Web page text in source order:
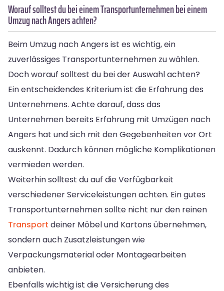
Worauf solltest du bei einem Transportunternehmen bei einem
Umzug nach Angers achten?
Beim Umzug nach Angers ist es wichtig, ein
zuverlässiges Transportunternehmen zu wählen.
Doch worauf solltest du bei der Auswahl achten?
Ein entscheidendes Kriterium ist die Erfahrung des
Unternehmens. Achte darauf, dass das
Unternehmen bereits Erfahrung mit Umzügen nach
Angers hat und sich mit den Gegebenheiten vor Ort
auskennt. Dadurch können mögliche Komplikationen
vermieden werden.
Weiterhin solltest du auf die Verfügbarkeit
verschiedener Serviceleistungen achten. Ein gutes
Transportunternehmen sollte nicht nur den reinen
Transport deiner Möbel und Kartons übernehmen,
sondern auch Zusatzleistungen wie
Verpackungsmaterial oder Montagearbeiten
anbieten.
Ebenfalls wichtig ist die Versicherung des